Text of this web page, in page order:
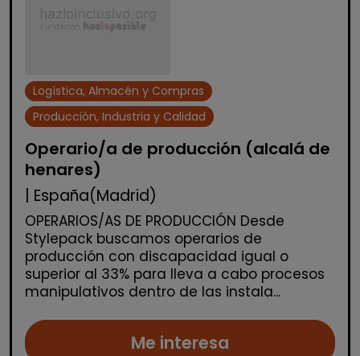
Logística, Almacén y Compras
Producción, Industria y Calidad
Operario/a de producción (alcalá de
henares)
| España(Madrid)
OPERARIOS/AS DE PRODUCCIÓN Desde
Stylepack buscamos operarios de
producción con discapacidad igual o
superior al 33% para lleva a cabo procesos
manipulativos dentro de las instala...
Me interesa